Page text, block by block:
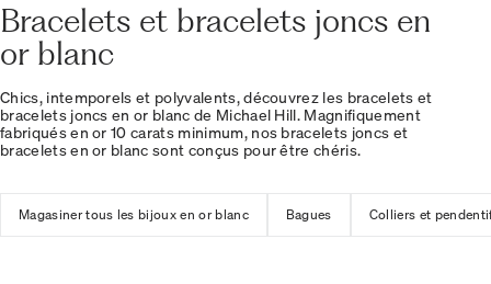
Bracelets et bracelets joncs en
or blanc
Chics, intemporels et polyvalents, découvrez les bracelets et
bracelets joncs en or blanc de Michael Hill. Magnifiquement
fabriqués en or 10 carats minimum, nos bracelets joncs et
bracelets en or blanc sont conçus pour être chéris.
Magasiner tous les bijoux en or blanc Bagues Colliers et